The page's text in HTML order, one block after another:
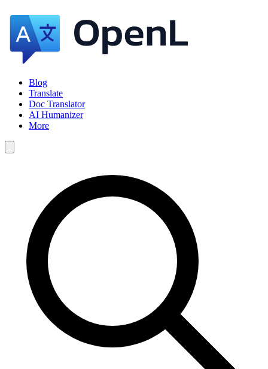
Blog
Translate
Doc Translator
AI Humanizer
More